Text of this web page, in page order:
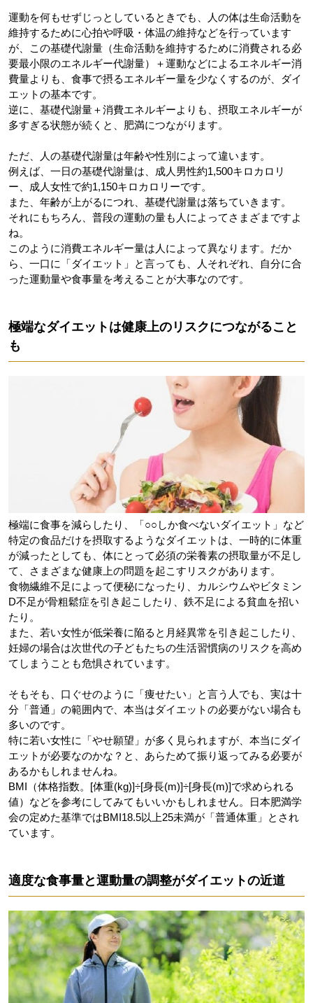
運動を何もせずじっとしているときでも、人の体は生命活動を
維持するために心拍や呼吸・体温の維持などを行っています
が、この基礎代謝量（生命活動を維持するために消費される必
要最小限のエネルギー代謝量）＋運動などによるエネルギー消
費量よりも、食事で摂るエネルギー量を少なくするのが、ダイ
エットの基本です。
逆に、基礎代謝量＋消費エネルギーよりも、摂取エネルギーが
多すぎる状態が続くと、肥満につながります。
ただ、人の基礎代謝量は年齢や性別によって違います。
例えば、一日の基礎代謝量は、成人男性約1,500キロカロリ
ー、成人女性で約1,150キロカロリーです。
また、年齢が上がるにつれ、基礎代謝量は落ちていきます。
それにもちろん、普段の運動の量も人によってさまざまですよ
ね。
このように消費エネルギー量は人によって異なります。だか
ら、一口に「ダイエット」と言っても、人それぞれ、自分に合
った運動量や食事量を考えることが大事なのです。
極端なダイエットは健康上のリスクにつながること
も
極端に食事を減らしたり、「○○しか食べないダイエット」など
特定の食品だけを摂取するようなダイエットは、一時的に体重
が減ったとしても、体にとって必須の栄養素の摂取量が不足し
て、さまざまな健康上の問題を起こすリスクがあります。
食物繊維不足によって便秘になったり、カルシウムやビタミン
D不足が骨粗鬆症を引き起こしたり、鉄不足による貧血を招い
たり。
また、若い女性が低栄養に陥ると月経異常を引き起こしたり、
妊婦の場合は次世代の子どもたちの生活習慣病のリスクを高め
てしまうことも危惧されています。
そもそも、口ぐせのように「痩せたい」と言う人でも、実は十
分「普通」の範囲内で、本当はダイエットの必要がない場合も
多いのです。
特に若い女性に「やせ願望」が多く見られますが、本当にダイ
エットが必要なのかな？と、あらためて振り返ってみる必要が
あるかもしれませんね。
BMI（体格指数。[体重(kg)]÷[身長(m)]÷[身長(m)]で求められる
値）などを参考にしてみてもいいかもしれません。日本肥満学
会の定めた基準ではBMI18.5以上25未満が「普通体重」とされ
ています。
適度な食事量と運動量の調整がダイエットの近道